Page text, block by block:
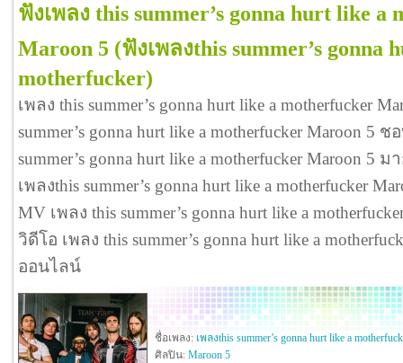
ฟังเพลง this summer’s gonna hurt like a
Maroon 5 (ฟังเพลงthis summer’s gonna
motherfucker)
เพลง this summer’s gonna hurt like a motherfucker
summer’s gonna hurt like a motherfucker Maroon 5
summer’s gonna hurt like a motherfucker Maroon 5
เพลงthis summer’s gonna hurt like a motherfucker
MV เพลง this summer’s gonna hurt like a
วิดีโอ เพลง this summer’s gonna hurt like a
ออนไลน์
ชื่อเพลง: เพลงthis summer’s gonna hurt like a
ศิลปิน: Maroon 5